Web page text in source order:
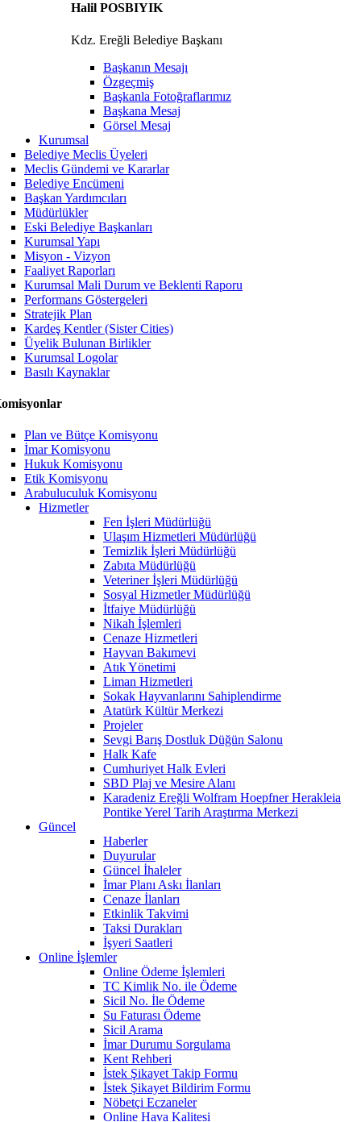
Halil POSBIYIK
Kdz. Ereğli Belediye Başkanı
Başkanın Mesajı
Özgeçmiş
Başkanla Fotoğraflarımız
Başkana Mesaj
Görsel Mesaj
Kurumsal
Belediye Meclis Üyeleri
Meclis Gündemi ve Kararlar
Belediye Encümeni
Başkan Yardımcıları
Müdürlükler
Eski Belediye Başkanları
Kurumsal Yapı
Misyon - Vizyon
Faaliyet Raporları
Kurumsal Mali Durum ve Beklenti Raporu
Performans Göstergeleri
Stratejik Plan
Kardeş Kentler (Sister Cities)
Üyelik Bulunan Birlikler
Kurumsal Logolar
Basılı Kaynaklar
Plan ve Bütçe Komisyonu
İmar Komisyonu
Hukuk Komisyonu
Etik Komisyonu
Arabuluculuk Komisyonu
Hizmetler
Fen İşleri Müdürlüğü
Ulaşım Hizmetleri Müdürlüğü
Temizlik İşleri Müdürlüğü
Zabıta Müdürlüğü
Veteriner İşleri Müdürlüğü
Sosyal Hizmetler Müdürlüğü
İtfaiye Müdürlüğü
Nikah İşlemleri
Cenaze Hizmetleri
Hayvan Bakımevi
Atık Yönetimi
Liman Hizmetleri
Sokak Hayvanlarını Sahiplendirme
Atatürk Kültür Merkezi
Projeler
Sevgi Barış Dostluk Düğün Salonu
Halk Kafe
Cumhuriyet Halk Evleri
SBD Plaj ve Mesire Alanı
Karadeniz Ereğli Wolfram Hoepfner Herakleia
Pontike Yerel Tarih Araştırma Merkezi
Güncel
Haberler
Duyurular
Güncel İhaleler
İmar Planı Askı İlanları
Cenaze İlanları
Etkinlik Takvimi
Taksi Durakları
İşyeri Saatleri
Online İşlemler
Online Ödeme İşlemleri
TC Kimlik No. ile Ödeme
Sicil No. İle Ödeme
Su Faturası Ödeme
Sicil Arama
İmar Durumu Sorgulama
Kent Rehberi
İstek Şikayet Takip Formu
İstek Şikayet Bildirim Formu
Nöbetçi Eczaneler
Online Hava Kalitesi